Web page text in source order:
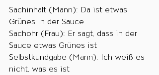
Sachinhalt (Mann): Da ist etwas
Grünes in der Sauce
Sachohr (Frau): Er sagt, dass in der
Sauce etwas Grünes ist
Selbstkundgabe (Mann): Ich weiß es
nicht, was es ist